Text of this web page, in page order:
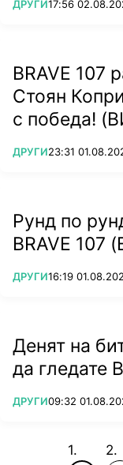
ПОВЕЧЕ ОТ
ДРУГИ17:56
BRAVE 107
Стоян
с победа!
ПОВЕЧЕ ОТ
ДРУГИ23:31
Рунд по
BRAVE 107
ПОВЕЧЕ ОТ
ДРУГИ16:19
Денят на
да гледате
ПОВЕЧЕ ОТ
ДРУГИ09:32